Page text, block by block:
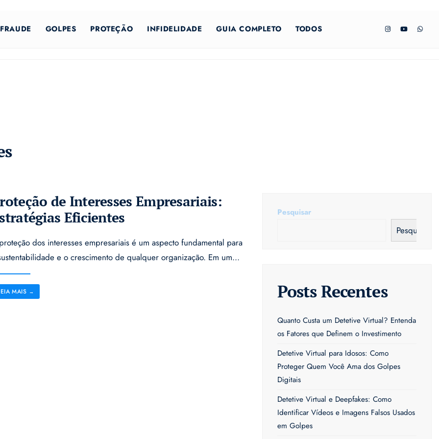
FRAUDE GOLPES PROTEÇÃO INFIDELIDADE GUIA COMPLETO TODOS
de Interesses Empresariais:
Eficientes
dos interesses empresariais é um aspecto fundamental para
e o crescimento de qualquer organização. Em um...
MAIS →
Pesquisar
Pesquisar
Posts Recentes
Quanto Custa um Detetive Virtual? Entenda
os Fatores que Definem o Investimento
Detetive Virtual para Idosos: Como
Proteger Quem Você Ama dos Golpes
Digitais
Detetive Virtual e Deepfakes: Como
Identificar Vídeos e Imagens Falsos Usados
em Golpes